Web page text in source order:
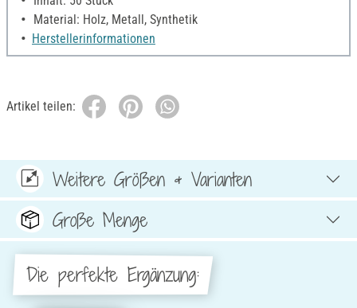
Material: Holz, Metall, Synthetik
Herstellerinformationen
Artikel teilen:
Weitere Größen & Varianten
Große Menge
Die perfekte Ergänzung: